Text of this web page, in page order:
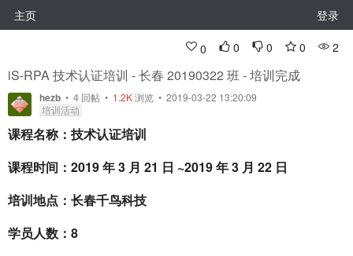
主页 登录
0 0 0 0 2
iS-RPA 技术认证培训 - 长春 20190322 班 - 培训完成
hezb • 4 回帖 • 1.2K浏览 • 2019-03-22 13:20:09
培训活动
课程名称：技术认证培训
课程时间：2019 年 3 月 21 日 ~2019 年 3 月 22 日
培训地点：长春千鸟科技
学员人数：8